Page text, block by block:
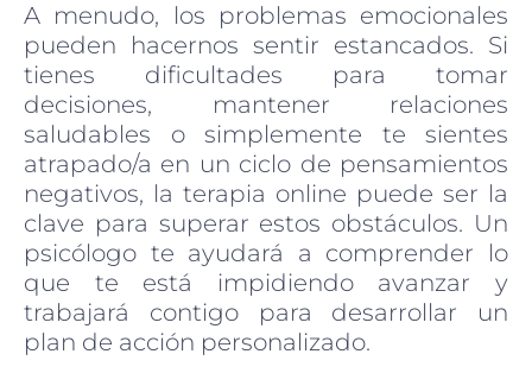
A menudo, los problemas emocionales
pueden hacernos sentir estancados. Si
tienes dificultades para tomar
decisiones, mantener relaciones
saludables o simplemente te sientes
atrapado/a en un ciclo de pensamientos
negativos, la terapia online puede ser la
clave para superar estos obstáculos. Un
psicólogo te ayudará a comprender lo
que te está impidiendo avanzar y
trabajará contigo para desarrollar un
plan de acción personalizado.